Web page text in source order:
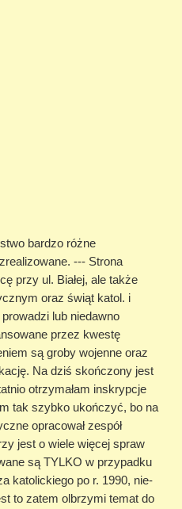
bardzo różne
--- Strona
przy ul. Białej, ale także
oraz świąt katol. i
lub niedawno
przez kwestę
są groby wojenne oraz
Na dziś skończony jest
otrzymałam inskrypcje
tak szybko ukończyć, bo na
opracował zespół
jest o wiele więcej spraw
są TYLKO w przypadku
katolickiego po r. 1990, nie-
to zatem olbrzymi temat do